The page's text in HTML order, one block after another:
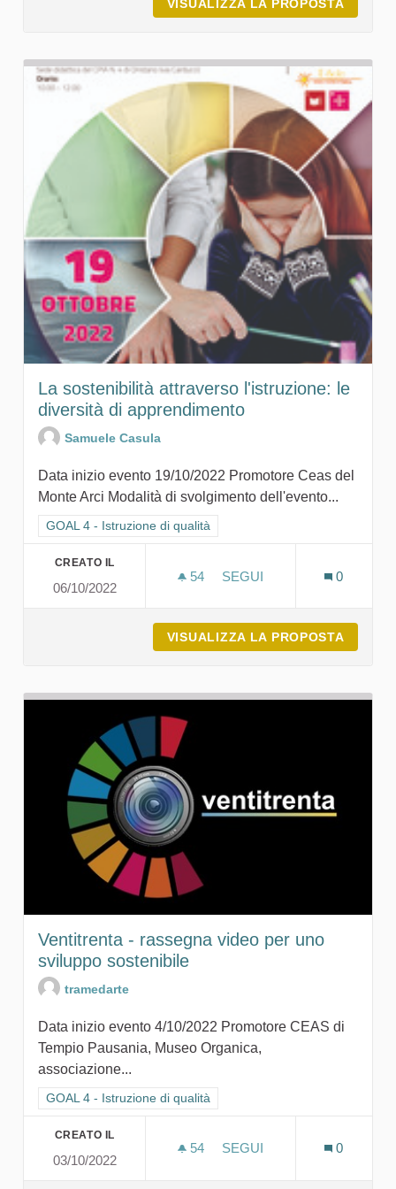
VISUALIZZA LA PROPOSTA
La sostenibilità attraverso l'istruzione: le
diversità di apprendimento
Samuele Casula
Data inizio evento 19/10/2022 Promotore Ceas del
Monte Arci Modalità di svolgimento dell'evento...
Filtra i risultati per categoria: GOAL 4 - Istruzione di qualità
GOAL 4 - Istruzione di qualità
CREATO IL
06/10/2022
54 54 SOSTENITORI
SEGUI
0
VISUALIZZA LA PROPOSTA
Ventitrenta - rassegna video per uno
sviluppo sostenibile
tramedarte
Data inizio evento 4/10/2022 Promotore CEAS di
Tempio Pausania, Museo Organica,
associazione...
Filtra i risultati per categoria: GOAL 4 - Istruzione di qualità
GOAL 4 - Istruzione di qualità
CREATO IL
03/10/2022
54 54 SOSTENITORI
SEGUI
0